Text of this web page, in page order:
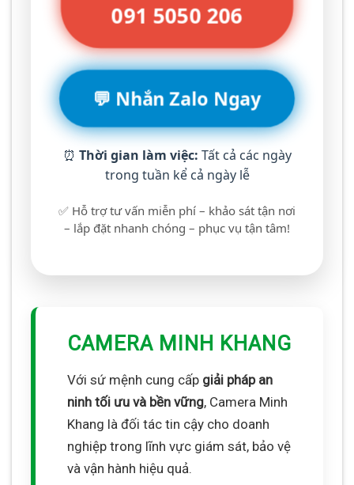
091 5050 206
💬 Nhắn Zalo Ngay
⏰ Thời gian làm việc: Tất cả các ngày
trong tuần kể cả ngày lễ
✅ Hỗ trợ tư vấn miễn phí – khảo sát tận nơi
– lắp đặt nhanh chóng – phục vụ tận tâm!
CAMERA MINH KHANG
Với sứ mệnh cung cấp giải pháp an
ninh tối ưu và bền vững, Camera Minh
Khang là đối tác tin cậy cho doanh
nghiệp trong lĩnh vực giám sát, bảo vệ
và vận hành hiệu quả.